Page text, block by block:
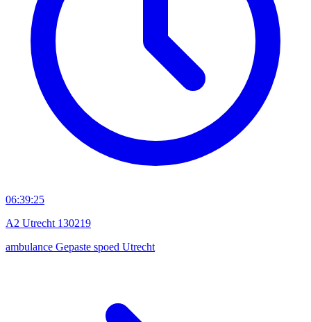
06:39:25
A2 Utrecht 130219
ambulance Gepaste spoed Utrecht